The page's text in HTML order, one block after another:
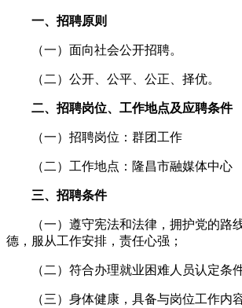
一、招聘原则
（一）面向社会公开招聘。
（二）公开、公平、公正、择优。
二、招聘岗位、工作地点及应聘条件
（一）招聘岗位：群团工作
（二）工作地点：隆昌市融媒体中心
三、招聘条件
（一）遵守宪法和法律，拥护党的路
德，服从工作安排，责任心强；
（二）符合办理就业困难人员认定条件
（三）身体健康，具备与岗位工作内